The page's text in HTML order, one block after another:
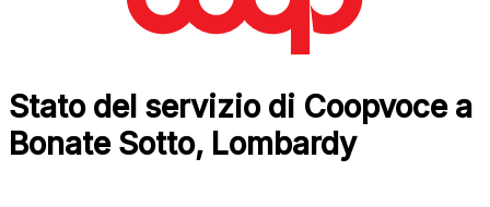
Stato del servizio di Coopvoce a
Bonate Sotto, Lombardy